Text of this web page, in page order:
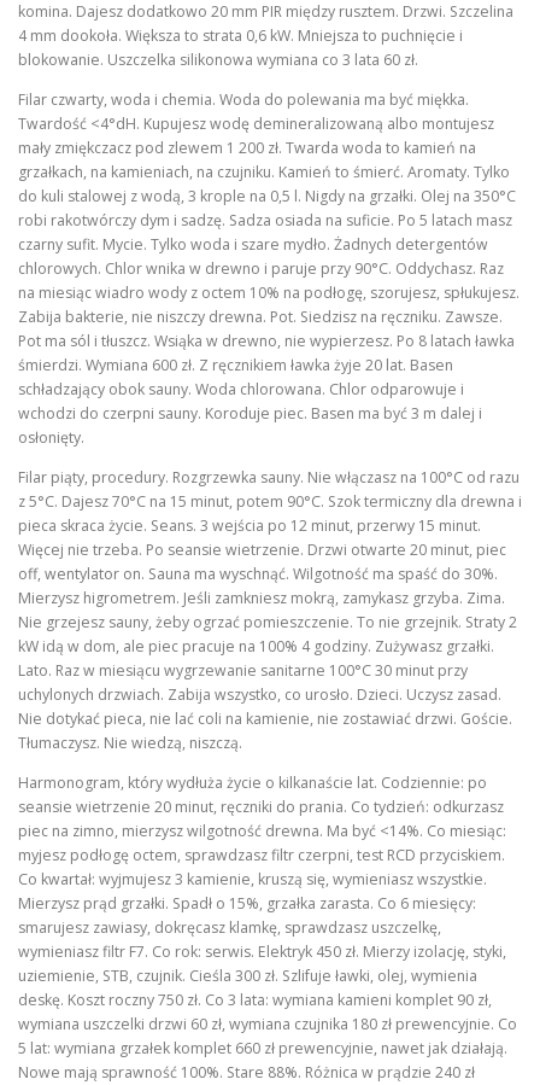
komina. Dajesz dodatkowo 20 mm PIR między rusztem. Drzwi. Szczelina
4 mm dookoła. Większa to strata 0,6 kW. Mniejsza to puchnięcie i
blokowanie. Uszczelka silikonowa wymiana co 3 lata 60 zł.
Filar czwarty, woda i chemia. Woda do polewania ma być miękka.
Twardość <4°dH. Kupujesz wodę demineralizowaną albo montujesz
mały zmiękczacz pod zlewem 1 200 zł. Twarda woda to kamień na
grzałkach, na kamieniach, na czujniku. Kamień to śmierć. Aromaty. Tylko
do kuli stalowej z wodą, 3 krople na 0,5 l. Nigdy na grzałki. Olej na 350°C
robi rakotwórczy dym i sadzę. Sadza osiada na suficie. Po 5 latach masz
czarny sufit. Mycie. Tylko woda i szare mydło. Żadnych detergentów
chlorowych. Chlor wnika w drewno i paruje przy 90°C. Oddychasz. Raz
na miesiąc wiadro wody z octem 10% na podłogę, szorujesz, spłukujesz.
Zabija bakterie, nie niszczy drewna. Pot. Siedzisz na ręczniku. Zawsze.
Pot ma sól i tłuszcz. Wsiąka w drewno, nie wypierzesz. Po 8 latach ławka
śmierdzi. Wymiana 600 zł. Z ręcznikiem ławka żyje 20 lat. Basen
schładzający obok sauny. Woda chlorowana. Chlor odparowuje i
wchodzi do czerpni sauny. Koroduje piec. Basen ma być 3 m dalej i
osłonięty.
Filar piąty, procedury. Rozgrzewka sauny. Nie włączasz na 100°C od razu
z 5°C. Dajesz 70°C na 15 minut, potem 90°C. Szok termiczny dla drewna i
pieca skraca życie. Seans. 3 wejścia po 12 minut, przerwy 15 minut.
Więcej nie trzeba. Po seansie wietrzenie. Drzwi otwarte 20 minut, piec
off, wentylator on. Sauna ma wyschnąć. Wilgotność ma spaść do 30%.
Mierzysz higrometrem. Jeśli zamkniesz mokrą, zamykasz grzyba. Zima.
Nie grzejesz sauny, żeby ogrzać pomieszczenie. To nie grzejnik. Straty 2
kW idą w dom, ale piec pracuje na 100% 4 godziny. Zużywasz grzałki.
Lato. Raz w miesiącu wygrzewanie sanitarne 100°C 30 minut przy
uchylonych drzwiach. Zabija wszystko, co urosło. Dzieci. Uczysz zasad.
Nie dotykać pieca, nie lać coli na kamienie, nie zostawiać drzwi. Goście.
Tłumaczysz. Nie wiedzą, niszczą.
Harmonogram, który wydłuża życie o kilkanaście lat. Codziennie: po
seansie wietrzenie 20 minut, ręczniki do prania. Co tydzień: odkurzasz
piec na zimno, mierzysz wilgotność drewna. Ma być <14%. Co miesiąc:
myjesz podłogę octem, sprawdzasz filtr czerpni, test RCD przyciskiem.
Co kwartał: wyjmujesz 3 kamienie, kruszą się, wymieniasz wszystkie.
Mierzysz prąd grzałki. Spadł o 15%, grzałka zarasta. Co 6 miesięcy:
smarujesz zawiasy, dokręcasz klamkę, sprawdzasz uszczelkę,
wymieniasz filtr F7. Co rok: serwis. Elektryk 450 zł. Mierzy izolację, styki,
uziemienie, STB, czujnik. Cieśla 300 zł. Szlifuje ławki, olej, wymienia
deskę. Koszt roczny 750 zł. Co 3 lata: wymiana kamieni komplet 90 zł,
wymiana uszczelki drzwi 60 zł, wymiana czujnika 180 zł prewencyjnie. Co
5 lat: wymiana grzałek komplet 660 zł prewencyjnie, nawet jak działają.
Nowe mają sprawność 100%. Stare 88%. Różnica w prądzie 240 zł